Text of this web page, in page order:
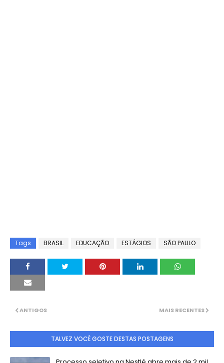
Tags BRASIL EDUCAÇÃO ESTÁGIOS SÃO PAULO
MAIS RECENTES
ANTIGOS
TALVEZ VOCÊ GOSTE DESTAS POSTAGENS